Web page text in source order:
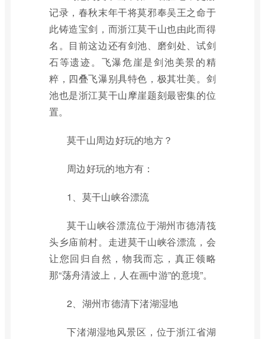
记录，春秋末年干将莫邪奉吴王之命于
此铸造宝剑，而浙江莫干山也由此而得
名。目前这边还有剑池、磨剑处、试剑
石等遗迹。飞瀑危崖是剑池美景的精
粹，四叠飞瀑别具特色，极其壮美。剑
池也是浙江莫干山摩崖题刻最密集的位
置。
莫干山周边好玩的地方？
周边好玩的地方有：
1、莫干山峡谷漂流
莫干山峡谷漂流位于湖州市德清筏
头乡庙前村。走进莫干山峡谷漂流，会
让您回归自然，物我而忘，真正领略
那“荡舟清波上，人在画中游”的意境”。
2、湖州市德清下渚湖湿地
下渚湖湿地风景区，位于浙江省湖